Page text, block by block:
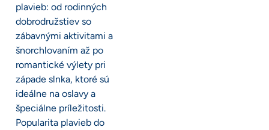
plavieb: od rodinných
dobrodružstiev so
zábavnými aktivitami a
šnorchlovaním až po
romantické výlety pri
západe slnka, ktoré sú
ideálne na oslavy a
špeciálne príležitosti.
Popularita plavieb do